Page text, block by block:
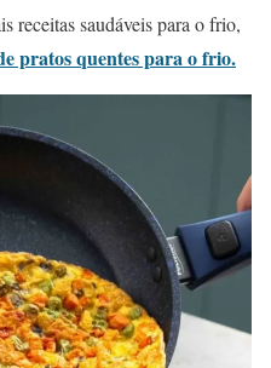
receitas saudáveis para o frio,
pratos quentes para o frio.